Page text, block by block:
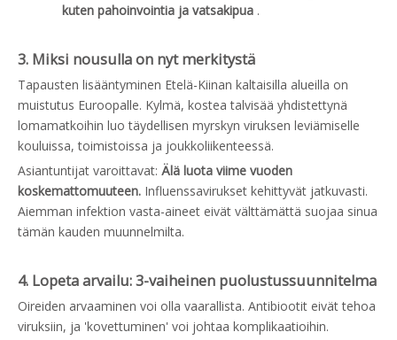
kuten pahoinvointia ja vatsakipua .
3. Miksi nousulla on nyt merkitystä
Tapausten lisääntyminen Etelä-Kiinan kaltaisilla alueilla on
muistutus Euroopalle. Kylmä, kostea talvisää yhdistettynä
lomamatkoihin luo täydellisen myrskyn viruksen leviämiselle
kouluissa, toimistoissa ja joukkoliikenteessä.
Asiantuntijat varoittavat: Älä luota viime vuoden
koskemattomuuteen. Influenssavirukset kehittyvät jatkuvasti.
Aiemman infektion vasta-aineet eivät välttämättä suojaa sinua
tämän kauden muunnelmilta.
4. Lopeta arvailu: 3-vaiheinen puolustussuunnitelma
Oireiden arvaaminen voi olla vaarallista. Antibiootit eivät tehoa
viruksiin, ja 'kovettuminen' voi johtaa komplikaatioihin.